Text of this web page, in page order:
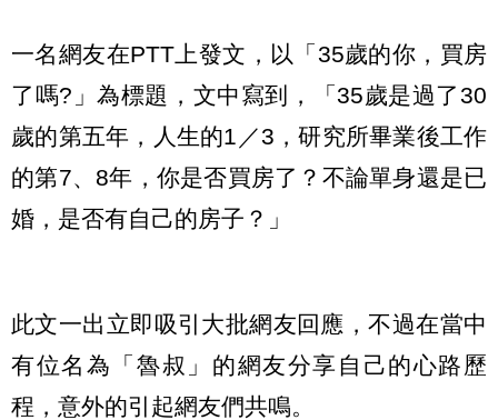
一名網友在PTT上發文，以「35歲的你，買房
了嗎?」為標題，文中寫到，「35歲是過了30
歲的第五年，人生的1／3，研究所畢業後工作
的第7、8年，你是否買房了？不論單身還是已
婚，是否有自己的房子？」
此文一出立即吸引大批網友回應，不過在當中
有位名為「魯叔」的網友分享自己的心路歷
程，意外的引起網友們共鳴。